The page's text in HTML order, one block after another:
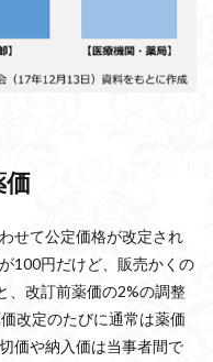
価
せて公定価格が改定され
100円だけど、販売かくの
、改訂前薬価の2%の調整
改定のたびに通常は薬価
価や納入価は当事者間で